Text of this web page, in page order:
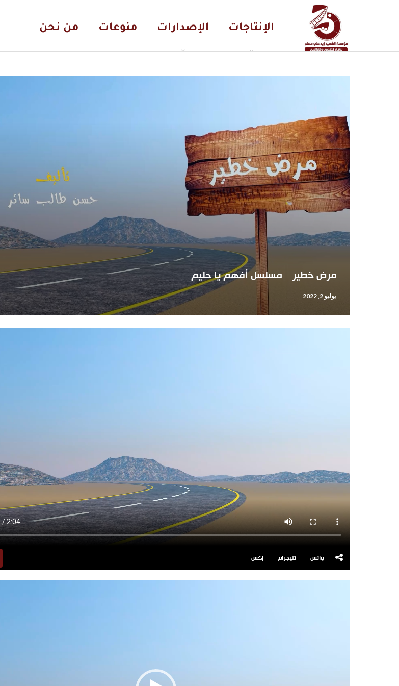
الإنتاجات الإصدارات منوعات من نحن
مرض خطير – مسلسل أفهم يا حليم
يوليو 2, 2022
واتس تليجرام إكس